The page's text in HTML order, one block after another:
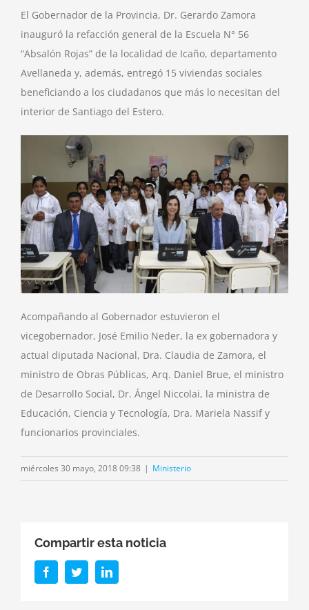
El Gobernador de la Provincia, Dr. Gerardo Zamora
inauguró la refacción general de la Escuela N° 56
“Absalón Rojas” de la localidad de Icaño, departamento
Avellaneda y, además, entregó 15 viviendas sociales
beneficiando a los ciudadanos que más lo necesitan del
interior de Santiago del Estero.
Acompañando al Gobernador estuvieron el
vicegobernador, José Emilio Neder, la ex gobernadora y
actual diputada Nacional, Dra. Claudia de Zamora, el
ministro de Obras Públicas, Arq. Daniel Brue, el ministro
de Desarrollo Social, Dr. Ángel Niccolai, la ministra de
Educación, Ciencia y Tecnología, Dra. Mariela Nassif y
funcionarios provinciales.
miércoles 30 mayo, 2018 09:38 | Ministerio
Compartir esta noticia
FacebookTwitterLinkedIn